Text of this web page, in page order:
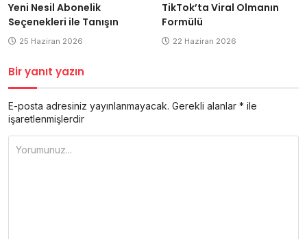
Yeni Nesil Abonelik
Seçenekleri ile Tanışın
25 Haziran 2026
TikTok’ta Viral Olmanın
Formülü
22 Haziran 2026
Bir yanıt yazın
E-posta adresiniz yayınlanmayacak. Gerekli alanlar * ile
işaretlenmişlerdir